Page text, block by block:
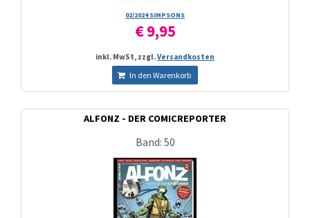
02/­2024 SIMPSONS
€ 9,95
inkl. MwSt, zzgl.Versandkosten
In den Warenkorb
ALFONZ - DER COMICREPORTER
Band: 50